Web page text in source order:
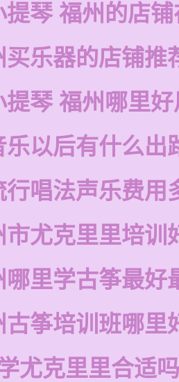
提琴 福州的店
买乐器的店铺推
提琴 福州哪里好
乐以后有什么出
行唱法声乐费用
市尤克里里培训
哪里学古筝最好
古筝培训班哪里
尤克里里合适吗